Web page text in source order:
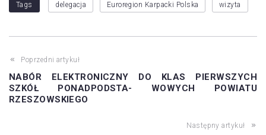
Tags delegacja Euroregion Karpacki Polska wizyta
Poprzedni artykuł
NABÓR ELEKTRONICZNY DO KLAS PIERWSZYCH
SZKÓŁ PONADPODSTA- WOWYCH POWIATU
RZESZOWSKIEGO
Następny artykuł